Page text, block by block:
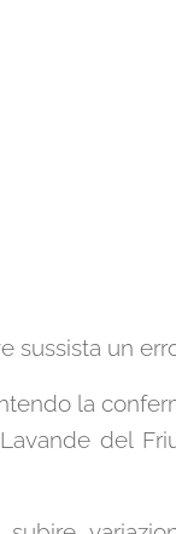
sussista un
la
del